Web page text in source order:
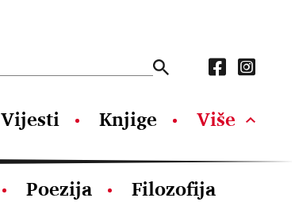
Vijesti Knjige Više
Poezija Filozofija